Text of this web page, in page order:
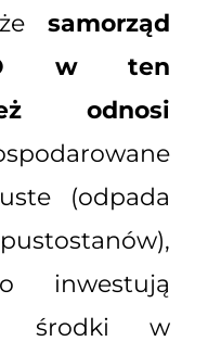
samorząd
w ten
odnosi
(odpada
inwestują
i środki w